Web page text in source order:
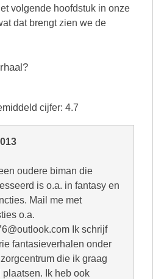
volgende hoofdstuk in onze
dat brengt zien we de
cijfer: 4.7
oudere biman die
is o.a. in fantasy en
Mail me met
o.a.
Ik schrijf
fantasieverhalen onder
die ik graag
plaatsen. Ik heb ook